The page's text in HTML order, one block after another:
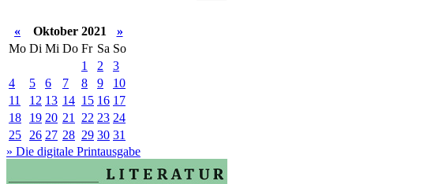
« Oktober 2021
»
Mo Di Mi Do Fr Sa So
1
2
3
4
5 6 7 8 9
10
11
12 13 14 15 16 17
18
19 20 21 22 23 24
25
26 27 28 29 30 31
» Die digitale Printausgabe